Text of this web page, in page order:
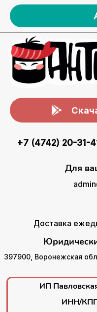
+7 (4742) 20-31-
Для
Доставка
397900, Воронежская
ИП
ИНН/